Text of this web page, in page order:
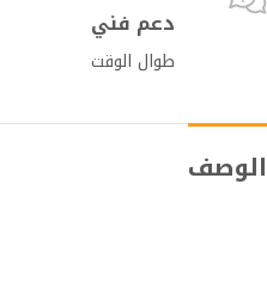
دعم فني
طوال الوقت
الوصف